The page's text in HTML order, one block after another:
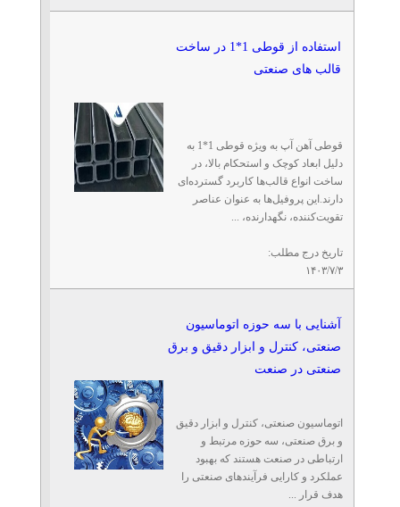
استفاده از قوطی 1*1 در ساخت
قالب های صنعتی
قوطی آهن آپ به ویژه قوطی 1*1 به
دلیل ابعاد کوچک و استحکام بالا، در
ساخت انواع قالب‌ها کاربرد گسترده‌ای
دارند.این پروفیل‌ها به عنوان عناصر
تقویت‌کننده، نگهدارنده، ...
تاریخ درج مطلب:
۱۴۰۳/۷/۳
آشنایی با سه حوزه اتوماسیون
صنعتی، کنترل و ابزار دقیق و برق
صنعتی در صنعت
اتوماسیون صنعتی، کنترل و ابزار دقیق
و برق صنعتی، سه حوزه مرتبط و
ارتباطی در صنعت هستند که بهبود
عملکرد و کارایی فرآیندهای صنعتی را
هدف قرار ...